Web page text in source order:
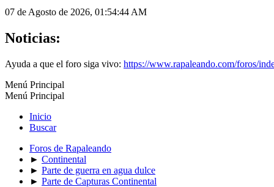
07 de Agosto de 2026, 01:54:44 AM
Noticias:
Ayuda a que el foro siga vivo: https://www.rapaleando.com/foros/
Menú Principal
Menú Principal
Inicio
Buscar
Foros de Rapaleando
► Continental
► Parte de guerra en agua dulce
► Parte de Capturas Continental